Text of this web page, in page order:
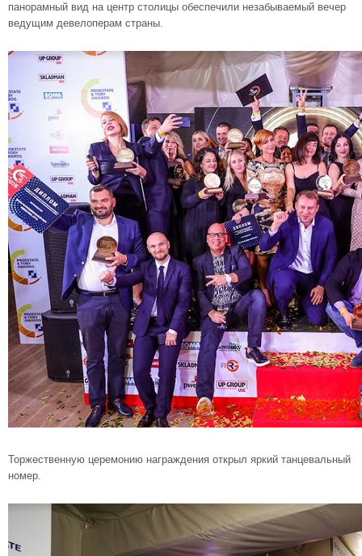
панорамный вид на центр столицы обеспечили незабываемый вечер
ведущим девелоперам страны.
Торжественную церемонию награждения открыл яркий танцевальный
номер.